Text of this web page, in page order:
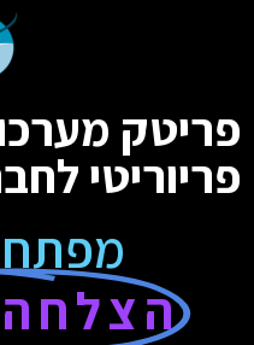
פריטק
פריוריטי